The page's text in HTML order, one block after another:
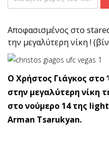
Αποφασισμένος στο
την μεγαλύτερη νίκη !
Ο Χρήστος Γιάγκος στο
στην μεγαλύτερη νίκη
στο νούμερο 14 της
Arman Tsarukyan.